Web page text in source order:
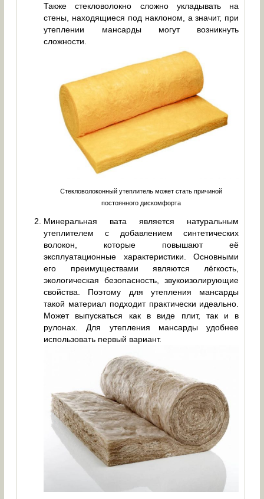
Также стекловолокно сложно укладывать на
стены, находящиеся под наклоном, а значит, при
утеплении мансарды могут возникнуть
сложности.
Стекловолоконный утеплитель может стать причиной
постоянного дискомфорта
Минеральная вата является натуральным
утеплителем с добавлением синтетических
волокон, которые повышают её
эксплуатационные характеристики. Основными
его преимуществами являются лёгкость,
экологическая безопасность, звукоизолирующие
свойства. Поэтому для утепления мансарды
такой материал подходит практически идеально.
Может выпускаться как в виде плит, так и в
рулонах. Для утепления мансарды удобнее
использовать первый вариант.